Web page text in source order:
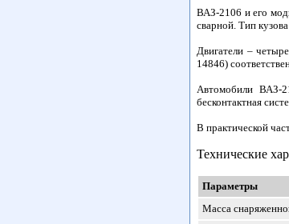
ВАЗ-2106 и его
сварной. Тип
Двигатели –
14846)
Автомобили ВАЗ-
бесконтактная
В практической
Технические
Параметры
Масса